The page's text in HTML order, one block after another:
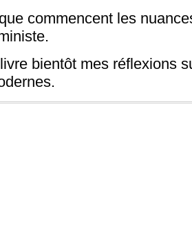
commencent les
bientôt mes réflexions